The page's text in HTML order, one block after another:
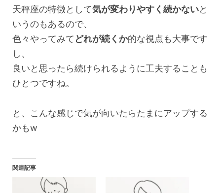
天秤座の特徴として気が変わりやすく続かないと
いうのもあるので、
色々やってみて どれが続くか的な視点も大事です
し、
良いと思ったら続けられるように工夫することも
ひとつですね。
と、こんな感じで気が向いたらたまにアップする
かもw
関連記事